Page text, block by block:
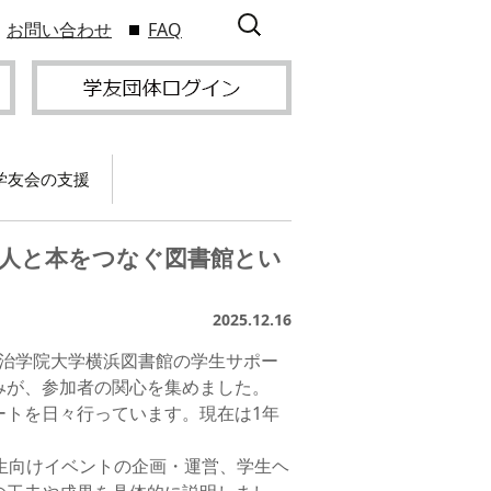
お問い合わせ FAQ
検
索:
ービス
ービス
年3
方
る
い
友会の支援
業記念パーティー開
催
部総会・ブロック
・ブロック長補助申
方法
と本をつなぐ図書館とい
2025.12.16
学院大学横浜図書館の学生サポー
、参加者の関心を集めました。
を日々行っています。現在は1年
けイベントの企画・運営、学生ヘ